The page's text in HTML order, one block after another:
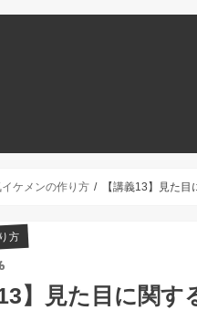
ケメンの作り方 【講義13】見た
方
13】見た目に関